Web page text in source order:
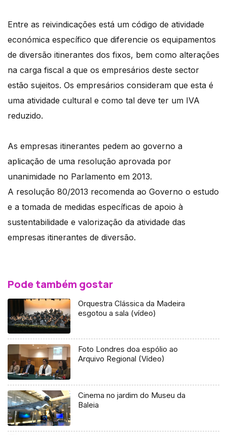
Entre as reivindicações está um código de atividade
económica específico que diferencie os equipamentos
de diversão itinerantes dos fixos, bem como alterações
na carga fiscal a que os empresários deste sector
estão sujeitos. Os empresários consideram que esta é
uma atividade cultural e como tal deve ter um IVA
reduzido.
As empresas itinerantes pedem ao governo a
aplicação de uma resolução aprovada por
unanimidade no Parlamento em 2013.
A resolução 80/2013 recomenda ao Governo o estudo
e a tomada de medidas específicas de apoio à
sustentabilidade e valorização da atividade das
empresas itinerantes de diversão.
Pode também gostar
Orquestra Clássica da Madeira
esgotou a sala (vídeo)
Foto Londres doa espólio ao
Arquivo Regional (Vídeo)
Cinema no jardim do Museu da
Baleia